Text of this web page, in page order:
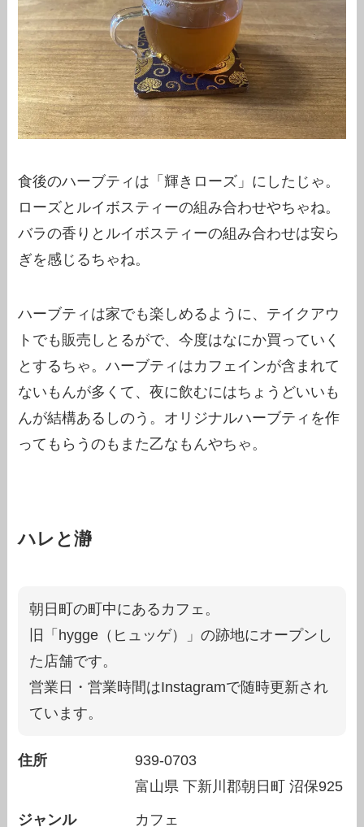
食後のハーブティは「輝きローズ」にしたじゃ。
ローズとルイボスティーの組み合わせやちゃね。
バラの香りとルイボスティーの組み合わせは安ら
ぎを感じるちゃね。
ハーブティは家でも楽しめるように、テイクアウ
トでも販売しとるがで、今度はなにか買っていく
とするちゃ。ハーブティはカフェインが含まれて
ないもんが多くて、夜に飲むにはちょうどいいも
んが結構あるしのう。オリジナルハーブティを作
ってもらうのもまた乙なもんやちゃ。
ハレと瀞
朝日町の町中にあるカフェ。
旧「hygge（ヒュッゲ）」の跡地にオープンし
た店舗です。
営業日・営業時間はInstagramで随時更新され
ています。
住所
939-0703
富山県 下新川郡朝日町 沼保925
ジャンル カフェ